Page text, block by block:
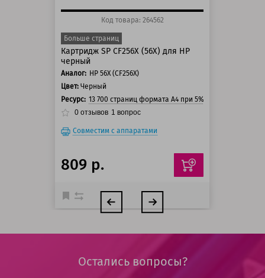
Код товара: 264562
Больше страниц
Картридж SP CF256X (56X) для HP
черный
Аналог: HP 56X (CF256X)
Цвет: Черный
Ресурс: 13 700 страниц формата A4 при 5% заполнении
0 отзывов 1 вопрос
Совместим с аппаратами
809 р.
Остались вопросы?